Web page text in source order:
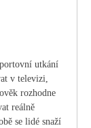
utkání
v televizi,
rozhodne
reálně
se lidé snaží